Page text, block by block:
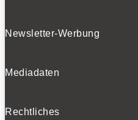
Newsletter-Werbung
Mediadaten
Rechtliches